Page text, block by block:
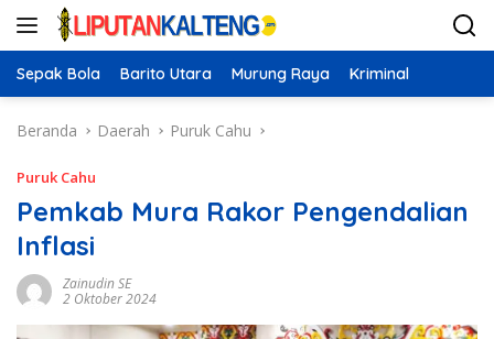
Langsung
Sepak Bola Barito Utara Murung Raya Kriminal
Beranda Daerah Puruk Cahu
Puruk Cahu
Pemkab Mura Rakor Pengendalian
Inflasi
Zainudin SE
2 Oktober 2024